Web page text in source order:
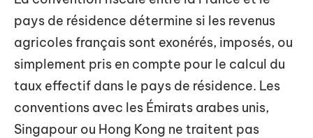
pays de résidence détermine si les revenus
agricoles français sont exonérés, imposés, ou
simplement pris en compte pour le calcul du
taux effectif dans le pays de résidence. Les
conventions avec les Émirats arabes unis,
Singapour ou Hong Kong ne traitent pas